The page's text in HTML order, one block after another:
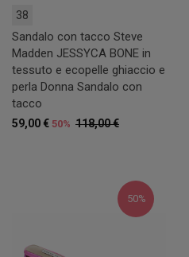
38
Sandalo con tacco Steve
Madden JESSYCA BONE in
tessuto e ecopelle ghiaccio e
perla Donna Sandalo con
tacco
118,00 €
59,00 € 50%
50%